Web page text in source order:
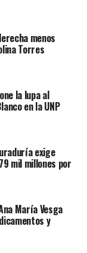
menos
Torres
la lupa al
en la UNP
exige
mil millones por
María Vesga
y